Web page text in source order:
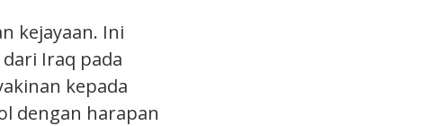
kejayaan. Ini
Iraq pada
kepada
dengan harapan